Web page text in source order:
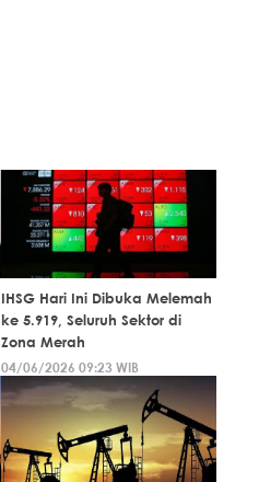
IHSG Hari Ini Dibuka Melemah
ke 5.919, Seluruh Sektor di
Zona Merah
04/06/2026 09:23 WIB